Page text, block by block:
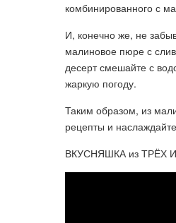
комбинированного с
И, конечно же, не
малиновое пюре с
десерт смешайте с
жаркую погоду.
Таким образом, из
рецепты и
ВКУСНЯШКА из ТРЁХ